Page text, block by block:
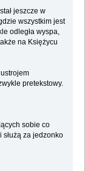
jeszcze w
wszystkim jest
odległa wyspa,
na Księżycu
pretekstowy.
sobie co
służą za jedzonko